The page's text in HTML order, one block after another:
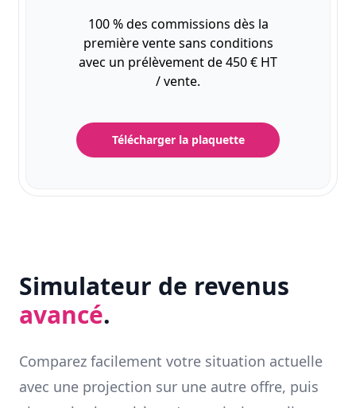
100 % des commissions dès la
première vente sans conditions
avec un prélèvement de 450 € HT
/ vente.
Télécharger la plaquette
Simulateur de revenus
avancé.
Comparez facilement votre situation actuelle
avec une projection sur une autre offre, puis